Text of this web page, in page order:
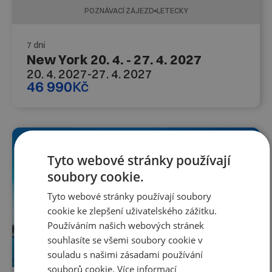
POZNÁVACÍ ZÁJEZD LETECKY
7 dní
New York 20. 4. - 27. 4. 2027
20. 4. 2027-27. 4. 2027
46 990Kč
Tyto webové stránky používají
soubory cookie.
Tyto webové stránky používají soubory
cookie ke zlepšení uživatelského zážitku.
Používáním našich webových stránek
souhlasíte se všemi soubory cookie v
souladu s našimi zásadami používání
souborů cookie.Více informací